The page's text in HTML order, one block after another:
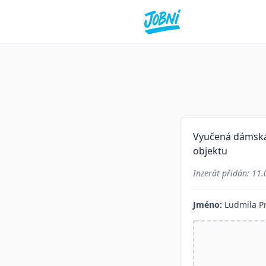
Vyučená
objektu
Inzerát přidán:
Jméno: Ludmila